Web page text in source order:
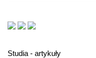
Studia - artykuły